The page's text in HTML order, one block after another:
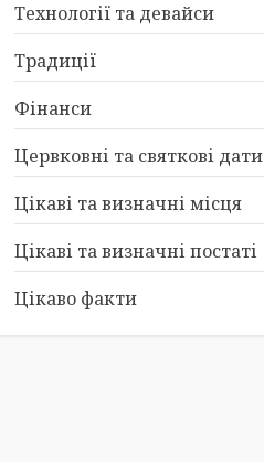
Технології та девайси
Традиції
Фінанси
Цервковні та святкові дати
Цікаві та визначні місця
Цікаві та визначні постаті
Цікаво факти